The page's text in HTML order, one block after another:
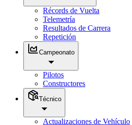
Récords de Vuelta
Telemetría
Resultados de Carrera
Repetición
Campeonato
Pilotos
Constructores
Técnico
Actualizaciones de Vehículo